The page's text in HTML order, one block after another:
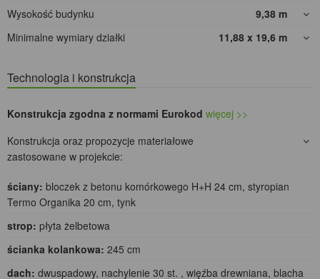
Wysokość budynku
9,38 m
Minimalne wymiary działki
11,88 x 19,6 m
Technologia i konstrukcja
Konstrukcja zgodna z normami Eurokod więcej >>
Konstrukcja oraz propozycje materiałowe
zastosowane w projekcie:
ściany: bloczek z betonu komórkowego H+H 24 cm, styropian
Termo Organika 20 cm, tynk
strop: płyta żelbetowa
ścianka kolankowa: 245 cm
dach: dwuspadowy, nachylenie 30 st. , więźba drewniana, blacha